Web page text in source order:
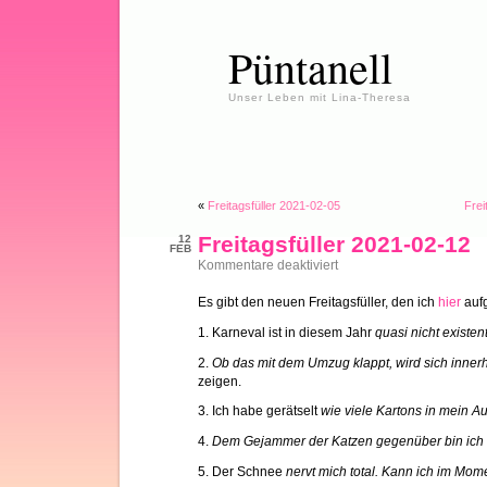
Püntanell
Unser Leben mit Lina-Theresa
« Freitagsfüller 2021-02-05
12
FEB
Freitagsfüller 2021-02-12
Kommentare deaktiviertfür
02-
Es gibt den neuen Freitagsfüller, den ich hier
1. Karneval ist in diesem Jahr quasi nicht existent
2. Ob das mit dem Umzug klappt, wird sich
zeigen.
3. Ich habe gerätseltwie viele Kartons in mein
4. Dem Gejammer der Katzen gegenüber bin ich
5. Der Schnee nervt mich total. Kann ich im